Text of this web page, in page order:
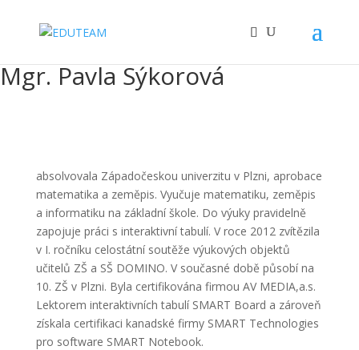
Mgr. Pavla Sýkorová
absolvovala Západočeskou univerzitu v Plzni, aprobace
matematika a zeměpis. Vyučuje matematiku, zeměpis
a informatiku na základní škole. Do výuky pravidelně
zapojuje práci s interaktivní tabulí. V roce 2012 zvítězila
v I. ročníku celostátní soutěže výukových objektů
učitelů ZŠ a SŠ DOMINO. V současné době působí na
10. ZŠ v Plzni. Byla certifikována firmou AV MEDIA,a.s.
Lektorem interaktivních tabulí SMART Board a zároveň
získala certifikaci kanadské firmy SMART Technologies
pro software SMART Notebook.